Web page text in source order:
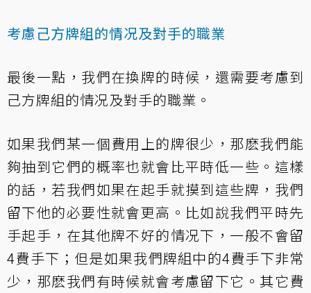
考慮己方牌組的情况及對手的職業
最後一點，我們在換牌的時候，還需要考慮到
己方牌組的情况及對手的職業。
如果我們某一個費用上的牌很少，那麽我們能
夠抽到它們的概率也就會比平時低一些。這樣
的話，若我們如果在起手就摸到這些牌，我們
留下他的必要性就會更高。比如說我們平時先
手起手，在其他牌不好的情况下，一般不會留
4費手下；但是如果我們牌組中的4費手下非常
少，那麽我們有時候就會考慮留下它。其它費